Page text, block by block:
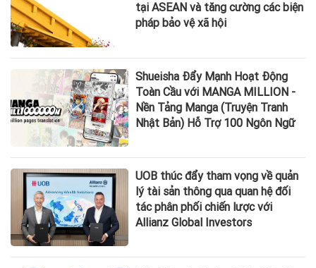
tại ASEAN và tăng cường các biện
pháp bảo vệ xã hội
Shueisha Đẩy Mạnh Hoạt Động
Toàn Cầu với MANGA MILLION -
Nền Tảng Manga (Truyện Tranh
Nhật Bản) Hỗ Trợ 100 Ngôn Ngữ
UOB thúc đẩy tham vọng về quản
lý tài sản thông qua quan hệ đối
tác phân phối chiến lược với
Allianz Global Investors